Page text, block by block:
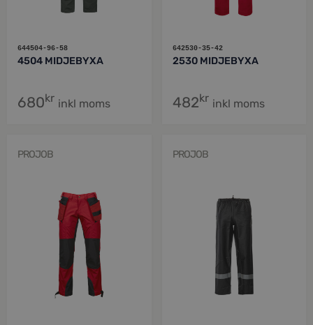
644504-96-58
4504 MIDJEBYXA
680kr inkl moms
642530-35-42
2530 MIDJEBYXA
482kr inkl moms
PROJOB PROJOB